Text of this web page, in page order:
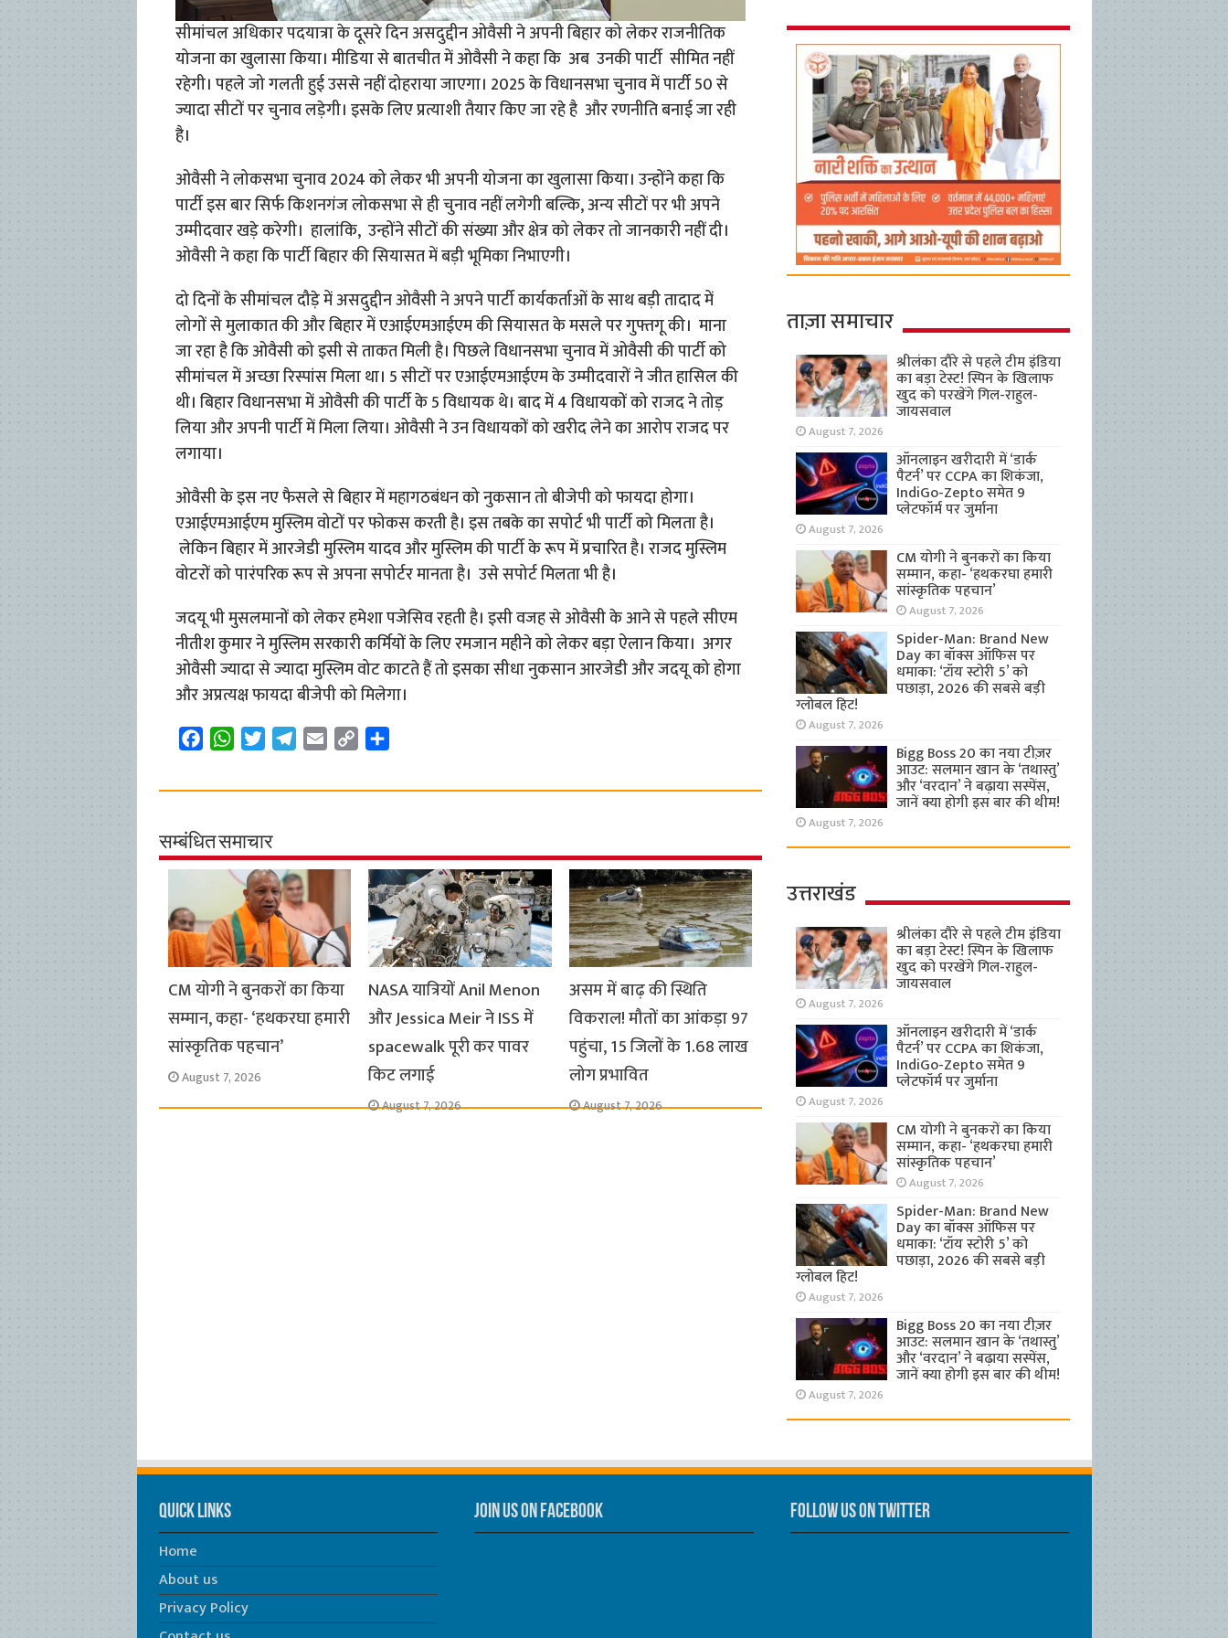
सीमांचल अधिकार पदयात्रा के दूसरे दिन असदुद्दीन ओवैसी ने अपनी बिहार को लेकर राजनीतिक
योजना का खुलासा किया। मीडिया से बातचीत में ओवैसी ने कहा कि अब उनकी पार्टी सीमित नहीं
रहेगी। पहले जो गलती हुई उससे नहीं दोहराया जाएगा। 2025 के विधानसभा चुनाव में पार्टी 50 से
ज्यादा सीटों पर चुनाव लड़ेगी। इसके लिए प्रत्याशी तैयार किए जा रहे है और रणनीति बनाई जा रही
है।
ओवैसी ने लोकसभा चुनाव 2024 को लेकर भी अपनी योजना का खुलासा किया। उन्होंने कहा कि
पार्टी इस बार सिर्फ किशनगंज लोकसभा से ही चुनाव नहीं लगेगी बल्कि, अन्य सीटों पर भी अपने
उम्मीदवार खड़े करेगी। हालांकि, उन्होंने सीटों की संख्या और क्षेत्र को लेकर तो जानकारी नहीं दी।
ओवैसी ने कहा कि पार्टी बिहार की सियासत में बड़ी भूमिका निभाएगी।
दो दिनों के सीमांचल दौड़े में असदुद्दीन ओवैसी ने अपने पार्टी कार्यकर्ताओं के साथ बड़ी तादाद में
लोगों से मुलाकात की और बिहार में एआईएमआईएम की सियासत के मसले पर गुफ्तगू की। माना
जा रहा है कि ओवैसी को इसी से ताकत मिली है। पिछले विधानसभा चुनाव में ओवैसी की पार्टी को
सीमांचल में अच्छा रिस्पांस मिला था। 5 सीटों पर एआईएमआईएम के उम्मीदवारों ने जीत हासिल की
थी। बिहार विधानसभा में ओवैसी की पार्टी के 5 विधायक थे। बाद में 4 विधायकों को राजद ने तोड़
लिया और अपनी पार्टी में मिला लिया। ओवैसी ने उन विधायकों को खरीद लेने का आरोप राजद पर
लगाया।
ओवैसी के इस नए फैसले से बिहार में महागठबंधन को नुकसान तो बीजेपी को फायदा होगा।
एआईएमआईएम मुस्लिम वोटों पर फोकस करती है। इस तबके का सपोर्ट भी पार्टी को मिलता है।
लेकिन बिहार में आरजेडी मुस्लिम यादव और मुस्लिम की पार्टी के रूप में प्रचारित है। राजद मुस्लिम
वोटरों को पारंपरिक रूप से अपना सपोर्टर मानता है। उसे सपोर्ट मिलता भी है।
जदयू भी मुसलमानों को लेकर हमेशा पजेसिव रहती है। इसी वजह से ओवैसी के आने से पहले सीएम
नीतीश कुमार ने मुस्लिम सरकारी कर्मियों के लिए रमजान महीने को लेकर बड़ा ऐलान किया। अगर
ओवैसी ज्यादा से ज्यादा मुस्लिम वोट काटते हैं तो इसका सीधा नुकसान आरजेडी और जदयू को होगा
और अप्रत्यक्ष फायदा बीजेपी को मिलेगा।
c
b
o
W
a
s
A
p
p
i
t
e
r
l
r
a
m
a
p
i
a
सम्बंधित समाचार
CM योगी ने बुनकरों का किया
सम्मान, कहा- ‘हथकरघा हमारी
सांस्कृतिक पहचान’
August 7, 2026
NASA यात्रियों Anil Menon
और Jessica Meir ने ISS में
spacewalk पूरी कर पावर
किट लगाई
August 7, 2026
असम में बाढ़ की स्थिति
विकराल! मौतों का आंकड़ा 97
पहुंचा, 15 जिलों के 1.68 लाख
लोग प्रभावित
August 7, 2026
ताज़ा समाचार
श्रीलंका दौरे से पहले टीम इंडिया
का बड़ा टेस्ट! स्पिन के खिलाफ
खुद को परखेंगे गिल-राहुल-
जायसवाल
August 7, 2026
ऑनलाइन खरीदारी में ‘डार्क
पैटर्न’ पर CCPA का शिकंजा,
IndiGo-Zepto समेत 9
प्लेटफॉर्म पर जुर्माना
August 7, 2026
CM योगी ने बुनकरों का किया
सम्मान, कहा- ‘हथकरघा हमारी
सांस्कृतिक पहचान’
August 7, 2026
Spider-Man: Brand New
Day का बॉक्स ऑफिस पर
धमाका: ‘टॉय स्टोरी 5’ को
पछाड़ा, 2026 की सबसे बड़ी
ग्लोबल हिट!
August 7, 2026
Bigg Boss 20 का नया टीज़र
आउट: सलमान खान के ‘तथास्तु’
और ‘वरदान’ ने बढ़ाया सस्पेंस,
जानें क्या होगी इस बार की थीम!
August 7, 2026
उत्तराखंड
श्रीलंका दौरे से पहले टीम इंडिया
का बड़ा टेस्ट! स्पिन के खिलाफ
खुद को परखेंगे गिल-राहुल-
जायसवाल
August 7, 2026
ऑनलाइन खरीदारी में ‘डार्क
पैटर्न’ पर CCPA का शिकंजा,
IndiGo-Zepto समेत 9
प्लेटफॉर्म पर जुर्माना
August 7, 2026
CM योगी ने बुनकरों का किया
सम्मान, कहा- ‘हथकरघा हमारी
सांस्कृतिक पहचान’
August 7, 2026
Spider-Man: Brand New
Day का बॉक्स ऑफिस पर
धमाका: ‘टॉय स्टोरी 5’ को
पछाड़ा, 2026 की सबसे बड़ी
ग्लोबल हिट!
August 7, 2026
Bigg Boss 20 का नया टीज़र
आउट: सलमान खान के ‘तथास्तु’
और ‘वरदान’ ने बढ़ाया सस्पेंस,
जानें क्या होगी इस बार की थीम!
August 7, 2026
Quick Links
Home
About us
Privacy Policy
Join us on Facebook Follow us on Twitter